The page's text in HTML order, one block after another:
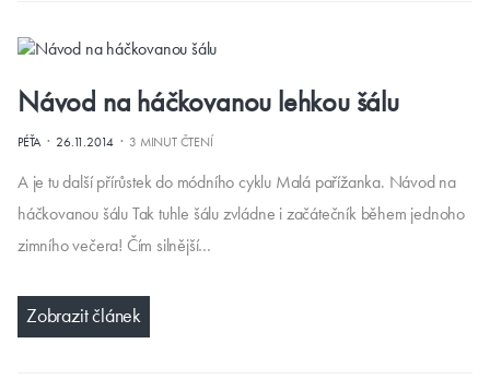
Návod na háčkovanou lehkou šálu
PÉŤA· 26.11.2014 · 3 MINUT ČTENÍ
A je tu další přírůstek do módního cyklu Malá pařížanka. Návod na
háčkovanou šálu Tak tuhle šálu zvládne i začátečník během jednoho
zimního večera! Čím silnější…
Zobrazit článek